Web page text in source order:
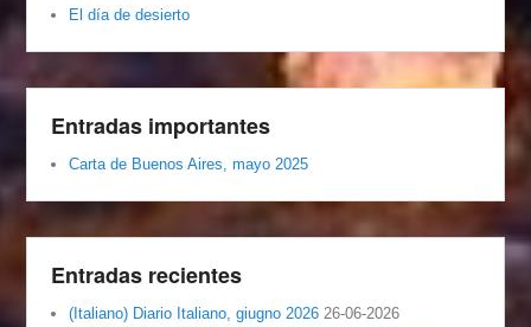
El día de desierto
Entradas importantes
Carta de Buenos Aires, mayo 2025
Entradas recientes
(Italiano) Diario Italiano, giugno 2026 26-06-2026